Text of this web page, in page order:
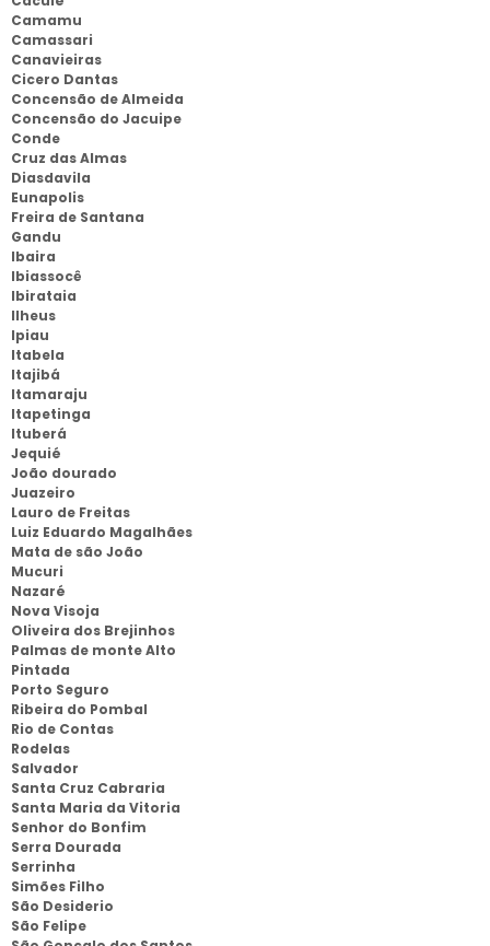
Camamu
Camassari
Canavieiras
Cicero Dantas
Concensão de Almeida
Concensão do Jacuipe
Conde
Cruz das Almas
Diasdavila
Eunapolis
Freira de Santana
Gandu
Ibaira
Ibiassocê
Ibirataia
Ilheus
Ipiau
Itabela
Itajibá
Itamaraju
Itapetinga
Ituberá
Jequié
João dourado
Juazeiro
Lauro de Freitas
Luiz Eduardo Magalhães
Mata de são João
Mucuri
Nazaré
Nova Visoja
Oliveira dos Brejinhos
Palmas de monte Alto
Pintada
Porto Seguro
Ribeira do Pombal
Rio de Contas
Rodelas
Salvador
Santa Cruz Cabraria
Santa Maria da Vitoria
Senhor do Bonfim
Serra Dourada
Serrinha
Simões Filho
São Desiderio
São Felipe